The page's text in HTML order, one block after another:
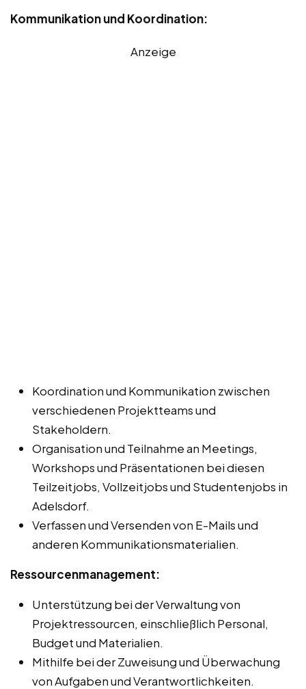
Kommunikation und Koordination:
Anzeige
Koordination und Kommunikation zwischen
verschiedenen Projektteams und
Stakeholdern.
Organisation und Teilnahme an Meetings,
Workshops und Präsentationen bei diesen
Teilzeitjobs, Vollzeitjobs und Studentenjobs in
Adelsdorf.
Verfassen und Versenden von E-Mails und
anderen Kommunikationsmaterialien.
Ressourcenmanagement:
Unterstützung bei der Verwaltung von
Projektressourcen, einschließlich Personal,
Budget und Materialien.
Mithilfe bei der Zuweisung und Überwachung
von Aufgaben und Verantwortlichkeiten.